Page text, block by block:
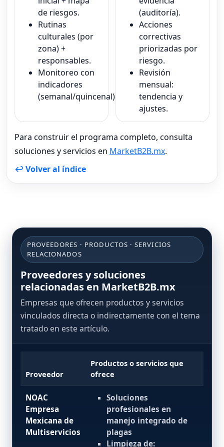
de riesgos.
Rutinas
culturales (por
zona) +
responsables.
Monitoreo con
indicadores
(semanal/quincenal).
(auditoría).
Acciones
correctivas
priorizadas por
riesgo.
Revisión
mensual:
tendencia y
ajustes.
Para construir el programa completo, consulta
soluciones y servicios en MarketB2B.mx.
↩ Volver al índice
PROVEEDORES · PRODUCTOS · SERVICIOS
RELACIONADOS
Proveedores y soluciones
relacionadas en MarketB2B.mx
Empresas que ofrecen productos y servicios
vinculados directa o indirectamente con el tema
tratado en este artículo.
Proveedor
Productos o servicios que
ofrece
NOAC
Empresa
Mexicana de
Multiservicios
Soluciones
profesionales en
manejo integrado de
plagas
Limpieza de: